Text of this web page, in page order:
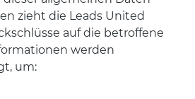
zieht die Leads United
auf die betroffene
werden
um: